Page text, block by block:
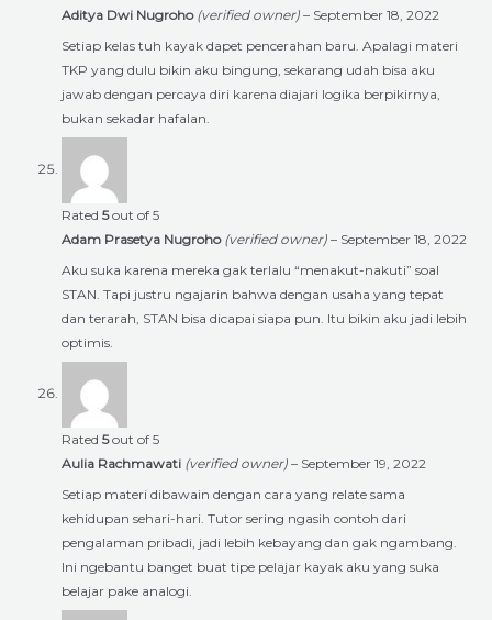
Aditya Dwi Nugroho (verified owner) – September 18, 2022
Setiap kelas tuh kayak dapet pencerahan baru. Apalagi materi
TKP yang dulu bikin aku bingung, sekarang udah bisa aku
jawab dengan percaya diri karena diajari logika berpikirnya,
bukan sekadar hafalan.
Rated 5out of 5
Adam Prasetya Nugroho (verified owner) – September 18, 2022
Aku suka karena mereka gak terlalu “menakut-nakuti” soal
STAN. Tapi justru ngajarin bahwa dengan usaha yang tepat
dan terarah, STAN bisa dicapai siapa pun. Itu bikin aku jadi lebih
optimis.
Rated 5out of 5
Aulia Rachmawati (verified owner) – September 19, 2022
Setiap materi dibawain dengan cara yang relate sama
kehidupan sehari-hari. Tutor sering ngasih contoh dari
pengalaman pribadi, jadi lebih kebayang dan gak ngambang.
Ini ngebantu banget buat tipe pelajar kayak aku yang suka
belajar pake analogi.